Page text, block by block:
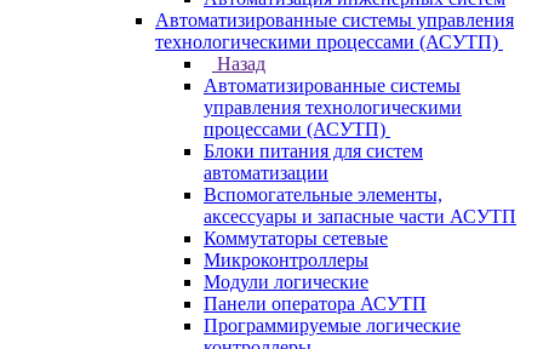
Автоматизированные системы управления
технологическими процессами (АСУТП)
Назад
Автоматизированные системы
управления технологическими
процессами (АСУТП)
Блоки питания для систем
автоматизации
Вспомогательные элементы,
аксессуары и запасные части АСУТП
Коммутаторы сетевые
Микроконтроллеры
Модули логические
Панели оператора АСУТП
Программируемые логические